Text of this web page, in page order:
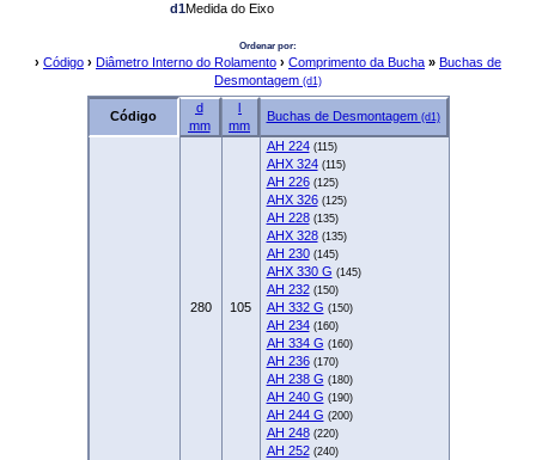
d1Medida do Eixo
Ordenar por:
› Código › Diâmetro Interno do Rolamento › Comprimento da Bucha » Buchas de
Desmontagem (d1)
Código
d
mm
l
mm
Buchas de Desmontagem (d1)
280 105
AH 224 (115)
AHX 324 (115)
AH 226 (125)
AHX 326 (125)
AH 228 (135)
AHX 328 (135)
AH 230 (145)
AHX 330 G (145)
AH 232 (150)
AH 332 G (150)
AH 234 (160)
AH 334 G (160)
AH 236 (170)
AH 238 G (180)
AH 240 G (190)
AH 244 G (200)
AH 248 (220)
AH 252 (240)